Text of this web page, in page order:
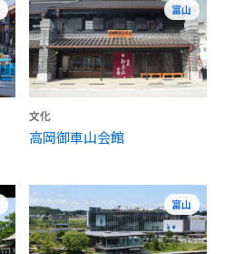
富山
文化
高岡御車山会館
富山